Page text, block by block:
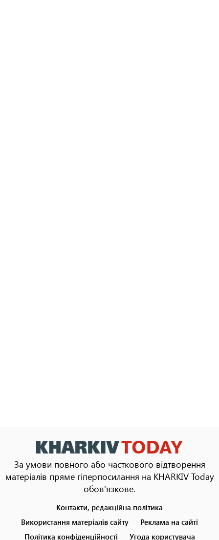
За умови повного або часткового відтворення
матеріалів пряме гіперпосилання на KHARKIV Today
обов'язкове.
menu
Контакти, редакційна політика
Використання матеріалів сайту
Реклама на сайті
Політика конфіденційності
Угода користувача